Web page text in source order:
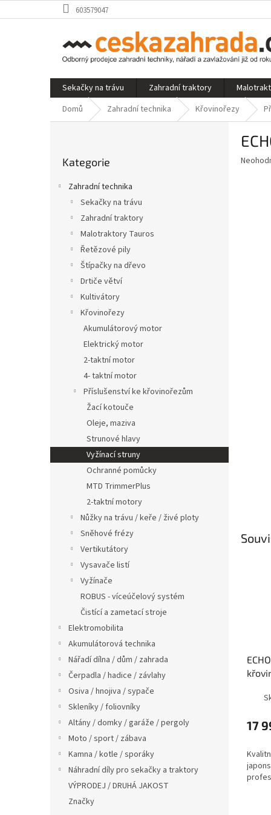
na
603579047
Sekačky na trávu Zahradní traktory
Domů
Zahradní technika Křovinořezy
kategorie
Kategorie
Zahradní technika
Sekačky na trávu
Zahradní traktory
Malotraktory Tauros
Řetězové pily
Štípačky na dřevo
Drtiče větví
Kultivátory
Křovinořezy
Akumulátorový motor
Elektrický motor
2-taktní motor
4- taktní motor
Příslušenství ke křovinořezům
Žací kotouče
Oleje, maziva
Strunové hlavy
Vyžínací struny
Ochranné pomůcky
MTD TrimmerPlus
2-taktní motory
Nůžky na trávu / keře / živé ploty
Sněhové frézy
Vertikutátory
Vysavače listí
Vyžínače
ROBUS - víceúčelový systém
Čistící a zametací stroje
Elektromobilita
Akumulátorová technika
Nářadí dílna / dům / zahrada
Čerpadla / hadice / závlahy
Osiva / hnojiva / sypače
Skleníky / foliovníky
Altány / domky / garáže / pergoly
Moto / sport / zábava
Kamna / kotle / sporáky
Náhradní díly pro sekačky a traktory
VÝPRODEJ / DRUHÁ JAKOST
Značky
17